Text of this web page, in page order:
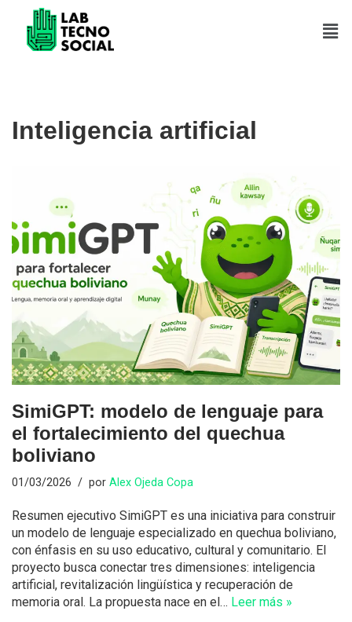
Saltar
Inteligencia artificial
SimiGPT: modelo de lenguaje para
el fortalecimiento del quechua
boliviano
01/03/2026 por Alex Ojeda Copa
Resumen ejecutivo SimiGPT es una iniciativa para construir
un modelo de lenguaje especializado en quechua boliviano,
con énfasis en su uso educativo, cultural y comunitario. El
proyecto busca conectar tres dimensiones: inteligencia
artificial, revitalización lingüística y recuperación de
memoria oral. La propuesta nace en el… Leer más »